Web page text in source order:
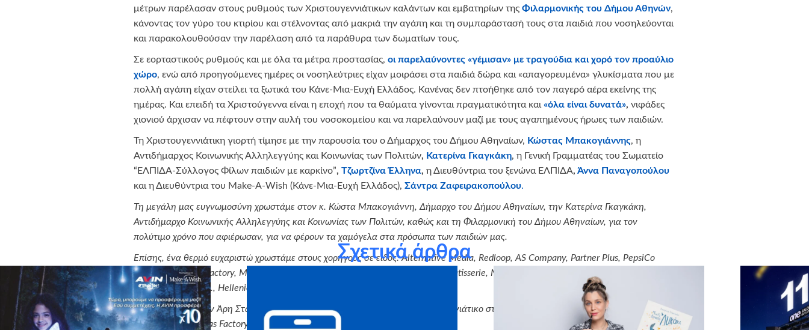
μέτρων παρέλασαν στους ρυθμούς των Χριστουγεννιάτικων καλάντων και εμβατηρίων της Φιλαρμονικής του Δήμου Αθηνών,
κάνοντας τον γύρο του κτιρίου και στέλνοντας από μακριά την αγάπη και τη συμπαράστασή τους στα παιδιά που νοσηλεύονται
και παρακολουθούσαν την παρέλαση από τα παράθυρα των δωματίων τους.
Σε εορταστικούς ρυθμούς και με όλα τα μέτρα προστασίας, οι παρελαύνοντες «γέμισαν» με τραγούδια και χορό τον προαύλιο
χώρο, ενώ από προηγούμενες ημέρες οι νοσηλεύτριες είχαν μοιράσει στα παιδιά δώρα και «απαγορευμένα» γλυκίσματα που με
πολλή αγάπη είχαν στείλει τα ξωτικά του Κάνε-Μια-Ευχή Ελλάδος. Κανένας δεν πτοήθηκε από τον παγερό αέρα εκείνης της
ημέρας. Και επειδή τα Χριστούγεννα είναι η εποχή που τα θαύματα γίνονται πραγματικότητα και «όλα είναι δυνατά», νιφάδες
χιονιού άρχισαν να πέφτουν στην αυλή του νοσοκομείου και να παρελαύνουν μαζί με τους αγαπημένους ήρωες των παιδιών.
Τη Χριστουγεννιάτικη γιορτή τίμησε με την παρουσία του ο Δήμαρχος του Δήμου Αθηναίων, Κώστας Μπακογιάννης, η
Αντιδήμαρχος Κοινωνικής Αλληλεγγύης και Κοινωνίας των Πολιτών, Κατερίνα Γκαγκάκη, η Γενική Γραμματέας του Σωματείο
“ΕΛΠΙΔΑ-Σύλλογος Φίλων παιδιών με καρκίνο”, Τζωρτζίνα Έλληνα, η Διευθύντρια του ξενώνα ΕΛΠΙΔΑ, Άννα Παναγοπούλου
και η Διευθύντρια του Make-A-Wish (Κάνε-Μια-Ευχή Ελλάδος), Σάντρα Ζαφειρακοπούλου.
Τη μεγάλη μας ευγνωμοσύνη χρωστάμε στον κ. Κώστα Μπακογιάννη, Δήμαρχο του Δήμου Αθηναίων, την Κατερίνα Γκαγκάκη,
Αντιδήμαρχο Κοινωνικής Αλληλεγγύης και Κοινωνίας των Πολιτών, καθώς και τη Φιλαρμονική του Δήμου Αθηναίων, για τον
πολύτιμο χρόνο που αφιέρωσαν, για να φέρουν τα χαμόγελα στα πρόσωπα των παιδιών μας.
Επίσης, ένα θερμό ευχαριστώ χρωστάμε στους χορηγούς σε είδος: Alternative Media, Redloop, AS Company, Partner Plus, PepsiCo
Hellas, Christmas Factory, Μαρία Τσιώτη- Ενδυματολόγος, Σκλαβενίτης, Patisserie, Medisei
ΓΙΟΝ ΕΛΛΑΣ Ε.Π.Ε., Hellenic
Special Thanks στον Άρη Στάθη από τηνDream Star
για τον μαγικό Χριστουγεννιάτικο στολισμό που έφερε κατευθείαν από το
μαγευτικό Christmas Factory
Σχετικά άρθρα